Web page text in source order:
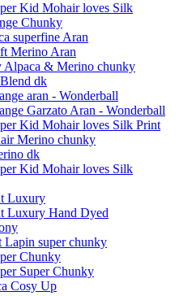
Kid Mohair loves Silk
Chunky
superfine Aran
Merino Aran
Alpaca & Merino chunky
dk
aran - Wonderball
Garzato Aran - Wonderball
Kid Mohair loves Silk Print
Merino chunky
dk
Kid Mohair loves Silk
Luxury
Luxury Hand Dyed
Lapin super chunky
Chunky
Super Chunky
Cosy Up